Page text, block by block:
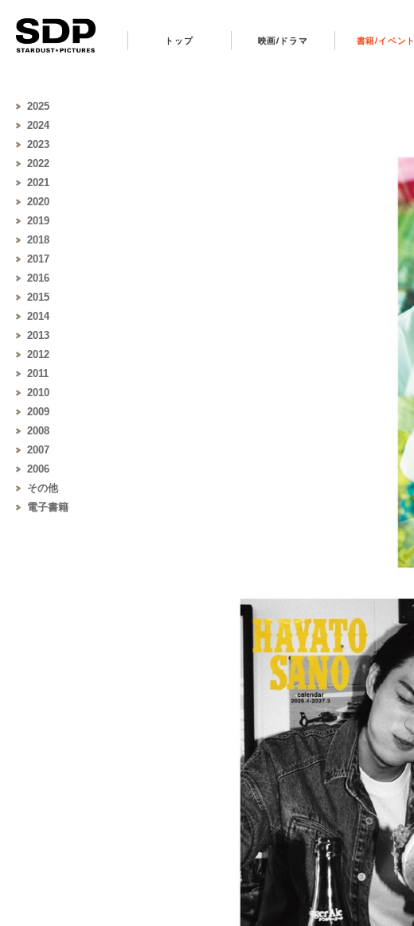
トップ 映画/ドラマ 書籍/イベント
2025
2024
2023
2022
2021
2020
2019
2018
2017
2016
2015
2014
2013
2012
2011
2010
2009
2008
2007
2006
その他
電子書籍